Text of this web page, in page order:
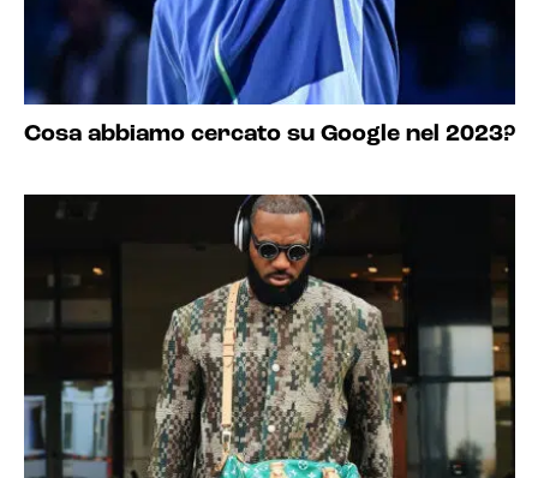
Cosa abbiamo cercato su Google nel 2023?